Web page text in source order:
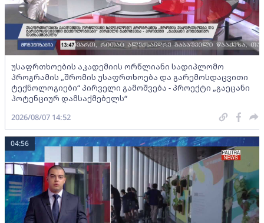
უსაფრთხოების აკადემიის ორწლიანი სადიპლომო
პროგრამის „შრომის უსაფრთხოება და გარემოსდაცვითი
ტექნოლოგიები“ პირველი გამოშვება - პროექტი „გაეცანი
პოტენციურ დამსაქმებელს“
2026/08/07 14:52
04:56